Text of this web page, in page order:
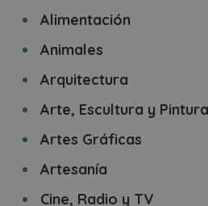
Alimentación
Animales
Arquitectura
Arte, Escultura y Pintura
Artes Gráficas
Artesanía
Cine, Radio y TV